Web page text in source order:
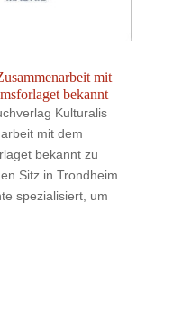
mit
bekannt
Kulturalis
mit dem
bekannt zu
Sitz in Trondheim
spezialisiert, um